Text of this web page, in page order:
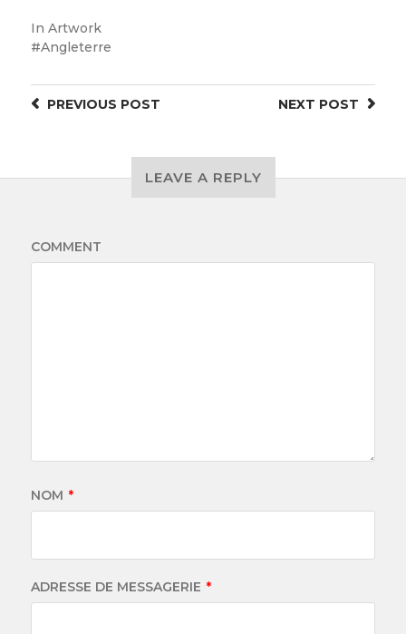
In Artwork
Angleterre
NEXT POST
PREVIOUS POST
LEAVE A REPLY
COMMENT
NOM *
ADRESSE DE MESSAGERIE *